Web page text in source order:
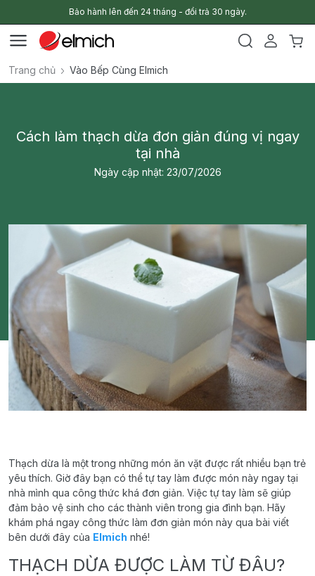
Bảo hành lên đến 24 tháng - đổi trả 30 ngày.
Trang chủ Vào Bếp Cùng Elmich
Cách làm thạch dừa đơn giản đúng vị ngay
tại nhà
Ngày cập nhật: 23/07/2026
Thạch dừa là một trong những món ăn vặt được rất nhiều bạn trẻ
yêu thích. Giờ đây bạn có thể tự tay làm được món này ngay tại
nhà mình qua công thức khá đơn giản. Việc tự tay làm sẽ giúp
đảm bảo vệ sinh cho các thành viên trong gia đình bạn. Hãy
khám phá ngay công thức làm đơn giản món này qua bài viết
bên dưới đây của Elmich nhé!
THẠCH DỪA ĐƯỢC LÀM TỪ ĐÂU?